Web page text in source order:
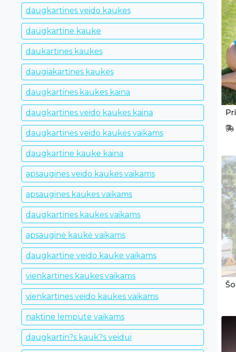
daugkartines veido kaukes
daugkartine kauke
daukartines kaukes
daugiakartines kaukes
daugkartines kaukes kaina
daugkartines veido kaukes kaina
daugkartinės veido kaukės vaikams
daugkartine kauke kaina
apsaugines veido kaukes vaikams
apsaugines kaukes vaikams
daugkartines kaukes vaikams
apsauginė kaukė vaikams
daugkartine veido kauke vaikams
vienkartines kaukes vaikams
vienkartines veido kaukes vaikams
naktine lempute vaikams
daugkartin?s kauk?s veidui